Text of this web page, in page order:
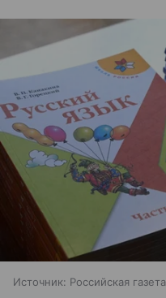
Источник: Российская газета